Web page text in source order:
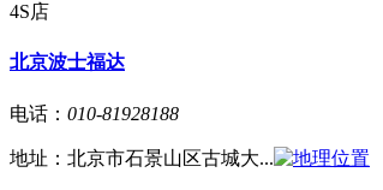
4S店
北京波士福达
电话： 010-81928188
地址： 北京市石景山区古城大...